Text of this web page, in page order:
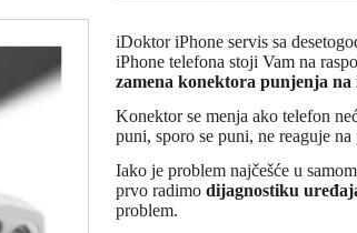
iDoktor iPhone servis sa
iPhone telefona stoji Vam na
zamena konektora punjenja na
Konektor se menja ako telefon
puni, sporo se puni, ne reaguje
Iako je problem najčešće u
prvo radimo dijagnostiku
problem.